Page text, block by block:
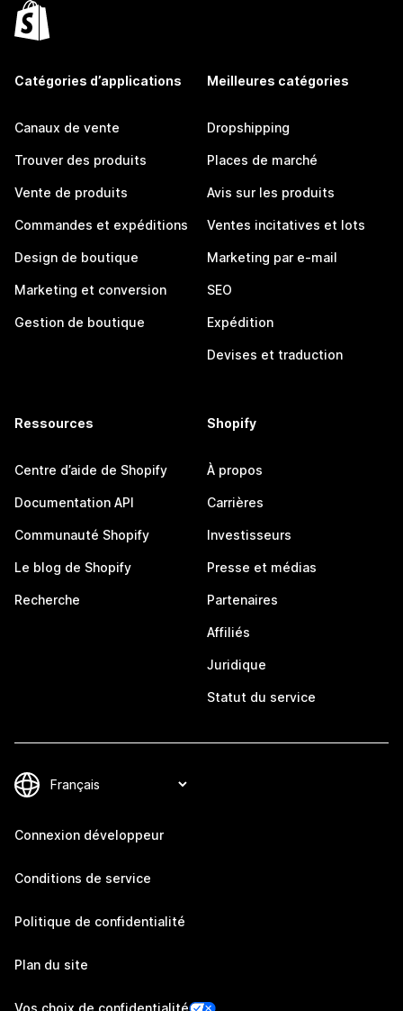
Catégories d’applications
Canaux de vente
Trouver des produits
Vente de produits
Commandes et expéditions
Design de boutique
Marketing et conversion
Gestion de boutique
Meilleures catégories
Dropshipping
Places de marché
Avis sur les produits
Ventes incitatives et lots
Marketing par e-mail
SEO
Expédition
Devises et traduction
Ressources
Centre d’aide de Shopify
Documentation API
Communauté Shopify
Le blog de Shopify
Recherche
Shopify
À propos
Carrières
Investisseurs
Presse et médias
Partenaires
Affiliés
Juridique
Statut du service
Connexion développeur
Conditions de service
Politique de confidentialité
Plan du site